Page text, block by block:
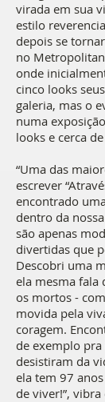
virada em sua
estilo
depois se
no
onde
cinco looks
galeria, mas o
numa
looks e cerca
“Uma das
escrever
encontrado
dentro da nossa
são apenas
divertidas que
Descobri uma
ela mesma fala
os mortos -
movida pela
coragem.
de exemplo
desistiram da
ela tem 97
de viver!”,